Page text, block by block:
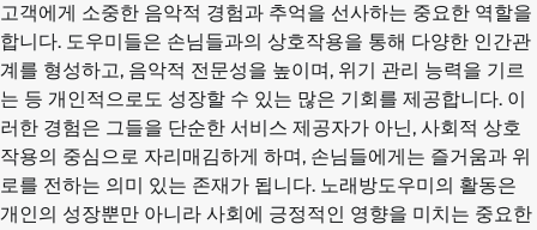
고객에게 소중한 음악적 경험과 추억을 선사하는 중요한 역할을
합니다. 도우미들은 손님들과의 상호작용을 통해 다양한 인간관
계를 형성하고, 음악적 전문성을 높이며, 위기 관리 능력을 기르
는 등 개인적으로도 성장할 수 있는 많은 기회를 제공합니다. 이
러한 경험은 그들을 단순한 서비스 제공자가 아닌, 사회적 상호
작용의 중심으로 자리매김하게 하며, 손님들에게는 즐거움과 위
로를 전하는 의미 있는 존재가 됩니다. 노래방도우미의 활동은
개인의 성장뿐만 아니라 사회에 긍정적인 영향을 미치는 중요한